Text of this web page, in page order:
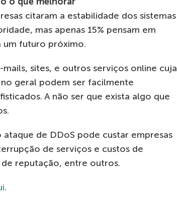
citaram a estabilidade dos sistemas
mas apenas 15% pensam em
um futuro próximo.
sites, e outros serviços online cuja
geral podem ser facilmente
A não ser que exista algo que
de DDoS pode custar empresas
de serviços e custos de
reputação, entre outros.
.